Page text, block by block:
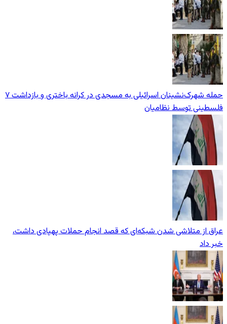
حمله شهرک‌نشینان اسرائیلی به مسجدی در کرانه باختری و بازداشت ۷
فلسطینی توسط نظامیان
عراق از متلاشی شدن شبکه‌ای که قصد انجام حملات پهپادی داشت،
خبر داد